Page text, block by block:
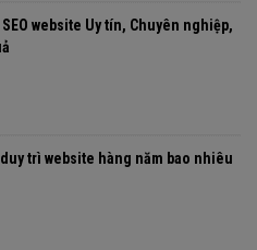
SEO website Uy tín, Chuyên nghiệp,
trì website hàng năm bao nhiêu